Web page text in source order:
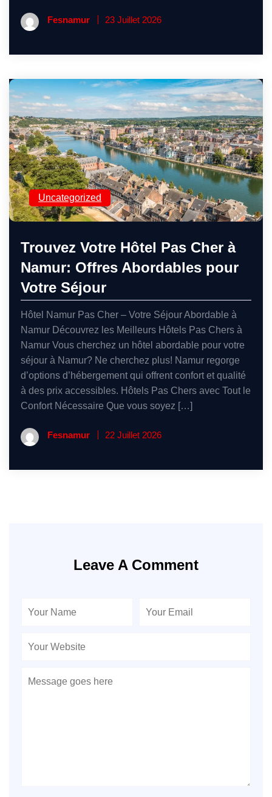
Fesnamur 23 Juillet 2026
Uncategorized
Trouvez Votre Hôtel Pas Cher à
Namur: Offres Abordables pour
Votre Séjour
Hôtel Namur Pas Cher – Votre Séjour Abordable à
Namur Découvrez les Meilleurs Hôtels Pas Chers à
Namur Vous cherchez un hôtel abordable pour votre
séjour à Namur? Ne cherchez plus! Namur regorge
d’options d’hébergement qui offrent confort et qualité
à des prix accessibles. Hôtels Pas Chers avec Tout le
Confort Nécessaire Que vous soyez […]
Fesnamur 22 Juillet 2026
Leave A Comment